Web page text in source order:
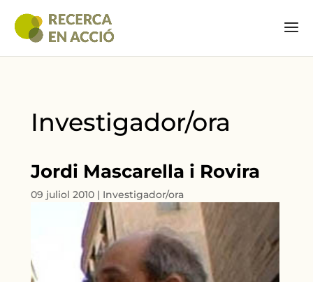
Investigador/ora
Jordi Mascarella i Rovira
09 juliol 2010 | Investigador/ora